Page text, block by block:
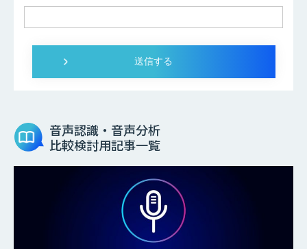
音声認識・音声分析
比較検討用記事一覧